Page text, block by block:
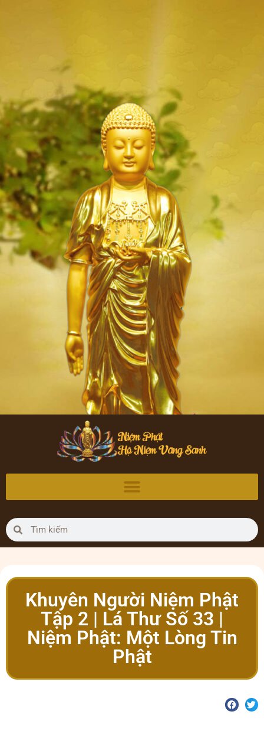
Khuyên Người Niệm Phật
Tập 2 | Lá Thư Số 33 |
Niệm Phật: Một Lòng Tin
Phật